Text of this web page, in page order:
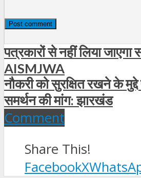
पत्रकारों से नहीं लिया
AISMJWA
नौकरी को सुरक्षित रखने के
समर्थन की मांग: झारखंड
Comment
Share This!
FacebookX